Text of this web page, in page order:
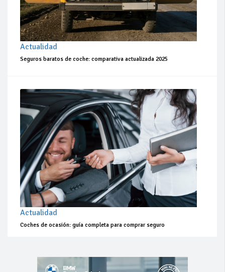
Actualidad
Seguros baratos de coche: comparativa actualizada 2025
Actualidad
Coches de ocasión: guía completa para comprar seguro